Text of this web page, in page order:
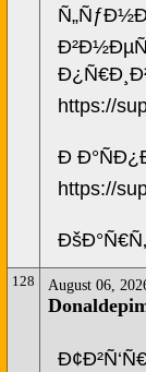
https://
Ð
https://
128 August 06,